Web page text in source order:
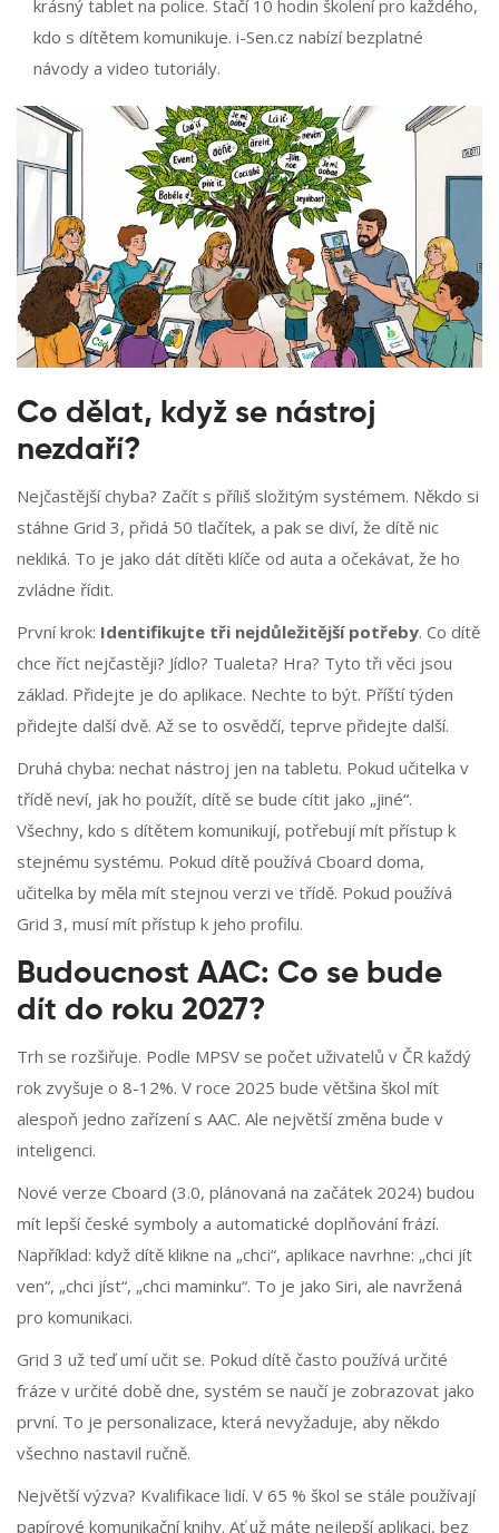
krásný tablet na police. Stačí 10 hodin školení pro každého,
kdo s dítětem komunikuje. i-Sen.cz nabízí bezplatné
návody a video tutoriály.
Co dělat, když se nástroj
nezdaří?
Nejčastější chyba? Začít s příliš složitým systémem. Někdo si
stáhne Grid 3, přidá 50 tlačítek, a pak se diví, že dítě nic
nekliká. To je jako dát dítěti klíče od auta a očekávat, že ho
zvládne řídit.
První krok: Identifikujte tři nejdůležitější potřeby. Co dítě
chce říct nejčastěji? Jídlo? Tualeta? Hra? Tyto tři věci jsou
základ. Přidejte je do aplikace. Nechte to být. Příští týden
přidejte další dvě. Až se to osvědčí, teprve přidejte další.
Druhá chyba: nechat nástroj jen na tabletu. Pokud učitelka v
třídě neví, jak ho použít, dítě se bude cítit jako „jiné“.
Všechny, kdo s dítětem komunikují, potřebují mít přístup k
stejnému systému. Pokud dítě používá Cboard doma,
učitelka by měla mít stejnou verzi ve třídě. Pokud používá
Grid 3, musí mít přístup k jeho profilu.
Budoucnost AAC: Co se bude
dít do roku 2027?
Trh se rozšiřuje. Podle MPSV se počet uživatelů v ČR každý
rok zvyšuje o 8-12%. V roce 2025 bude většina škol mít
alespoň jedno zařízení s AAC. Ale největší změna bude v
inteligenci.
Nové verze Cboard (3.0, plánovaná na začátek 2024) budou
mít lepší české symboly a automatické doplňování frází.
Například: když dítě klikne na „chci“, aplikace navrhne: „chci jít
ven“, „chci jíst“, „chci maminku“. To je jako Siri, ale navržená
pro komunikaci.
Grid 3 už teď umí učit se. Pokud dítě často používá určité
fráze v určité době dne, systém se naučí je zobrazovat jako
první. To je personalizace, která nevyžaduje, aby někdo
všechno nastavil ručně.
Největší výzva? Kvalifikace lidí. V 65 % škol se stále používají
papírové komunikační knihy. Ať už máte nejlepší aplikaci, bez